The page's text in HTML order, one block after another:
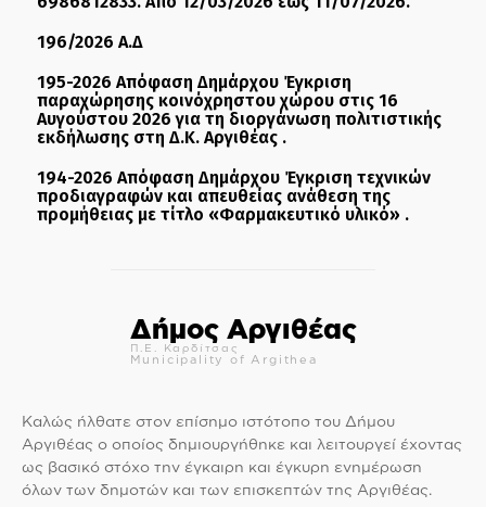
196/2026 Α.Δ
195-2026 Απόφαση Δημάρχου Έγκριση
παραχώρησης κοινόχρηστου χώρου στις 16
Αυγούστου 2026 για τη διοργάνωση πολιτιστικής
εκδήλωσης στη Δ.Κ. Αργιθέας .
194-2026 Απόφαση Δημάρχου Έγκριση τεχνικών
προδιαγραφών και απευθείας ανάθεση της
προμήθειας με τίτλο «Φαρμακευτικό υλικό» .
Δήμος Αργιθέας
Π.Ε. Καρδίτσας
Municipality of Argithea
Καλώς ήλθατε στον επίσημο ιστότοπο του Δήμου
Αργιθέας ο οποίος δημιουργήθηκε και λειτουργεί έχοντας
ως βασικό στόχο την έγκαιρη και έγκυρη ενημέρωση
όλων των δημοτών και των επισκεπτών της Αργιθέας.